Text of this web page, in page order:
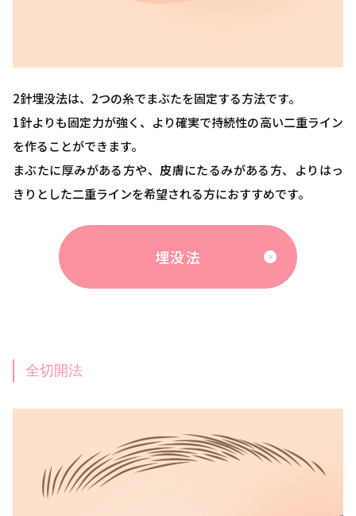
2針埋没法は、2つの糸でまぶたを固定する方法です。
1針よりも固定力が強く、より確実で持続性の高い二重ライン
を作ることができます。
まぶたに厚みがある方や、皮膚にたるみがある方、よりはっ
きりとした二重ラインを希望される方におすすめです。
埋没法
全切開法